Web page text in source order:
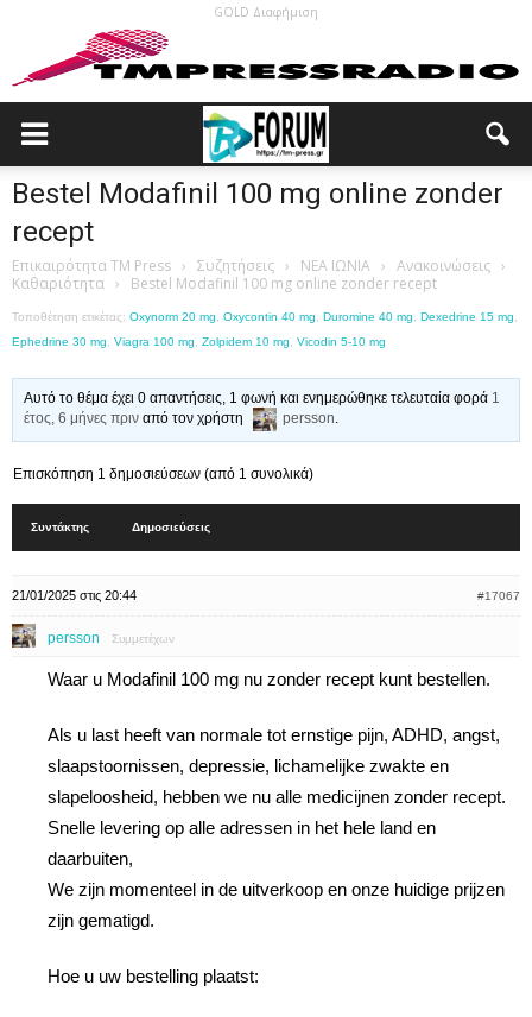
GOLD Διαφήμιση
Bestel Modafinil 100 mg online zonder
recept
Επικαιρότητα TM Press › Συζητήσεις › ΝΕΑ ΙΩΝΙΑ › Ανακοινώσεις ›
Καθαριότητα › Bestel Modafinil 100 mg online zonder recept
Τοποθέτηση ετικέτας: Oxynorm 20 mg Oxycontin 40 mg Duromine 40 mg Dexedrine 15 mg
Ephedrine 30 mg
Viagra 100 mg Zolpidem 10 mg Vicodin 5-10 mg
Αυτό το θέμα έχει 0 απαντήσεις, 1 φωνή και ενημερώθηκε τελευταία φορά 1
έτος, 6 μήνες πριν από τον χρήστη persson.
Επισκόπηση 1 δημοσιεύσεων (από 1 συνολικά)
Συντάκτης Δημοσιεύσεις
21/01/2025 στις 20:44 #17067
persson Συμμετέχων
Waar u Modafinil 100 mg nu zonder recept kunt bestellen.
Als u last heeft van normale tot ernstige pijn, ADHD, angst,
slaapstoornissen, depressie, lichamelijke zwakte en
slapeloosheid, hebben we nu alle medicijnen zonder recept.
Snelle levering op alle adressen in het hele land en
daarbuiten,
We zijn momenteel in de uitverkoop en onze huidige prijzen
zijn gematigd.
Hoe u uw bestelling plaatst: